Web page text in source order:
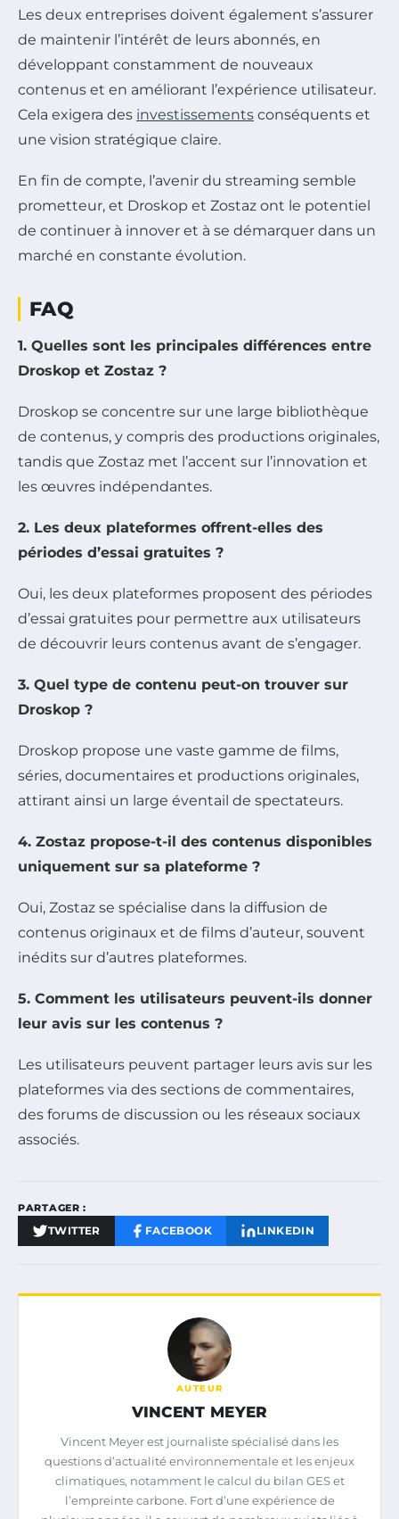
Les deux entreprises doivent également s’assurer
de maintenir l’intérêt de leurs abonnés, en
développant constamment de nouveaux
contenus et en améliorant l’expérience utilisateur.
Cela exigera des investissements conséquents et
une vision stratégique claire.
En fin de compte, l’avenir du streaming semble
prometteur, et Droskop et Zostaz ont le potentiel
de continuer à innover et à se démarquer dans un
marché en constante évolution.
FAQ
1. Quelles sont les principales différences entre
Droskop et Zostaz ?
Droskop se concentre sur une large bibliothèque
de contenus, y compris des productions originales,
tandis que Zostaz met l’accent sur l’innovation et
les œuvres indépendantes.
2. Les deux plateformes offrent-elles des
périodes d’essai gratuites ?
Oui, les deux plateformes proposent des périodes
d’essai gratuites pour permettre aux utilisateurs
de découvrir leurs contenus avant de s’engager.
3. Quel type de contenu peut-on trouver sur
Droskop ?
Droskop propose une vaste gamme de films,
séries, documentaires et productions originales,
attirant ainsi un large éventail de spectateurs.
4. Zostaz propose-t-il des contenus disponibles
uniquement sur sa plateforme ?
Oui, Zostaz se spécialise dans la diffusion de
contenus originaux et de films d’auteur, souvent
inédits sur d’autres plateformes.
5. Comment les utilisateurs peuvent-ils donner
leur avis sur les contenus ?
Les utilisateurs peuvent partager leurs avis sur les
plateformes via des sections de commentaires,
des forums de discussion ou les réseaux sociaux
associés.
PARTAGER :
TWITTER FACEBOOK LINKEDIN
AUTEUR
VINCENT MEYER
Vincent Meyer est journaliste spécialisé dans les
questions d’actualité environnementale et les enjeux
climatiques, notamment le calcul du bilan GES et
l’empreinte carbone. Fort d’une expérience de